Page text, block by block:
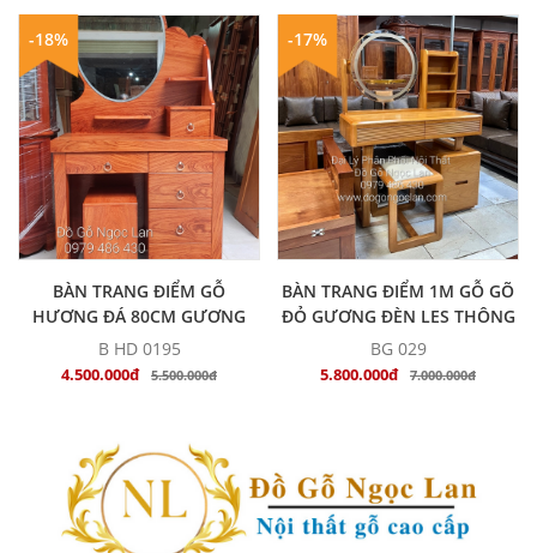
MUA NGAY
-18%
BÀN TRANG ĐIỂM GỖ
HƯƠNG ĐÁ 80CM GƯƠNG
HỘP GIÁ RẺ
B HD 0195
4.500.000đ 5.500.000đ
MUA NGAY
-17%
BÀN TRANG ĐIỂM 1M GỖ GÕ
ĐỎ GƯƠNG ĐÈN LES THÔNG
MINH - HIỆN ĐẠI
BG 029
5.800.000đ 7.000.000đ